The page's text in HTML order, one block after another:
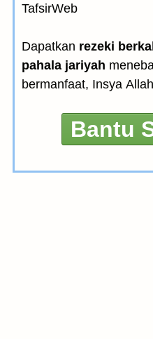
TafsirWeb
Dapatkan rezeki
pahala jariyah
bermanfaat, Insya Allah
Bantu